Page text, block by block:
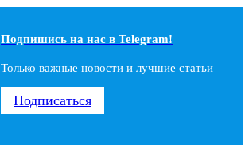
Подпишись на наc в Telegram!
Только важные новости и лучшие статьи
Подписаться